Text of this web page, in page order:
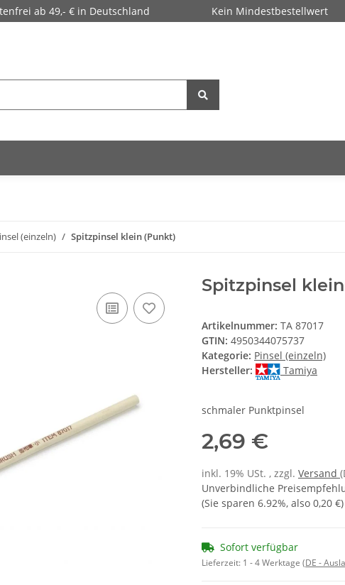
ab 49,- € in Deutschland Kein Mindestbestellwert
(einzeln) Spitzpinsel klein (Punkt)
Spitzpinsel
Artikelnummer: TA 87017
GTIN: 4950344075737
Kategorie: Pinsel (einzeln)
Hersteller:
Tamiya
schmaler Punktpinsel
2,69 €
inkl. 19% USt. , zzgl. Versand
Unverbindliche
(Sie sparen 6.92%, also 0,20 €)
Sofort verfügbar
Lieferzeit: 1 - 4 Werktage (DE -